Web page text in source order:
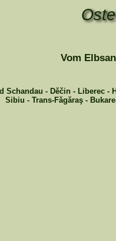
Vom
Schandau - Dĕčin - Liberec -
Sibiu - Trans-Făgăraş -